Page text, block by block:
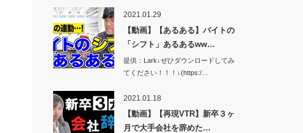
2021.01.29
【動画】【あるある】バイトの
「シフト」あるあるww…
提供：Lark↓ぜひダウンロードしてみ
てください！！！↓(https:/…
2021.01.18
【動画】【再現VTR】新卒３ヶ
月で大手会社を辞めた…